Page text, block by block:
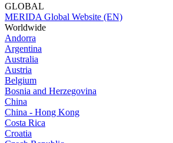
GLOBAL
MERIDA Global Website (EN)
Worldwide
Andorra
Argentina
Australia
Austria
Belgium
Bosnia and Herzegovina
China
China - Hong Kong
Costa Rica
Croatia